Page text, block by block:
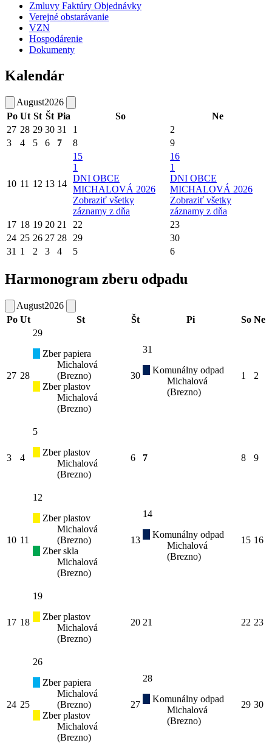
Zmluvy Faktúry Objednávky
Verejné obstarávanie
VZN
Hospodárenie
Dokumenty
Kalendár
August2026
Po Ut St Št Pia So
Ne
27 28 29 30 31 1
2
3
4 5 6 7 8 9
10 11 12 13 14
15
1
DNI OBCE
MICHALOVÁ 2026
Zobraziť všetky
záznamy z dňa
16
1
DNI OBCE
MICHALOVÁ 2026
Zobraziť všetky
záznamy z dňa
17 18 19 20 21 22
23
24 25 26 27 28 29
30
31 1 2 3 4 5 6
Harmonogram zberu odpadu
August2026
Po Ut St Št Pi So Ne
27 28
29
Zber papiera
Michalová
(Brezno)
Zber plastov
Michalová
(Brezno)
30
31
Komunálny odpad
Michalová
(Brezno)
1 2
3 4
5
Zber plastov
Michalová
(Brezno)
6 7 8 9
10 11
12
Zber plastov
Michalová
(Brezno)
Zber skla
Michalová
(Brezno)
13
14
Komunálny odpad
Michalová
(Brezno)
15 16
17 18
19
Zber plastov
Michalová
(Brezno)
20 21 22 23
24 25
26
Zber papiera
Michalová
(Brezno)
Zber plastov
Michalová
(Brezno)
27
28
Komunálny odpad
Michalová
(Brezno)
29 30